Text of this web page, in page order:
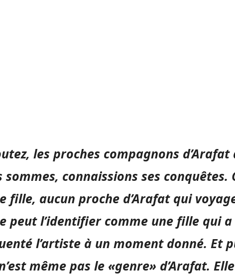
les proches compagnons d’Arafat
sommes, connaissions ses conquêtes.
fille, aucun proche d’Arafat qui
peut l’identifier comme une fille qui a
l’artiste à un moment donné. Et
même pas le «genre» d’Arafat.